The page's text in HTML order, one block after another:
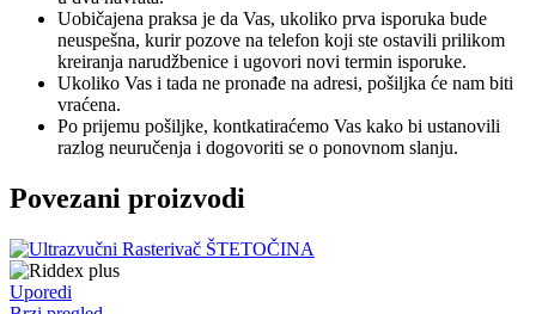
Uobičajena praksa je da Vas, ukoliko prva isporuka bude
neuspešna, kurir pozove na telefon koji ste ostavili prilikom
kreiranja narudžbenice i ugovori novi termin isporuke.
Ukoliko Vas i tada ne pronađe na adresi, pošiljka će nam biti
vraćena.
Po prijemu pošiljke, kontkatiraćemo Vas kako bi ustanovili
razlog neuručenja i dogovoriti se o ponovnom slanju.
Povezani proizvodi
Uporedi